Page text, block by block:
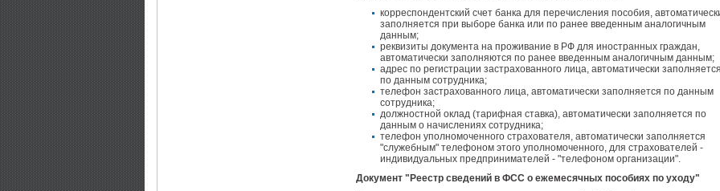
корреспондентский счет банка для перечисления пособия,
заполняется при выборе банка или по ранее введенным аналогичным
данным;
реквизиты документа на проживание в РФ для иностранных граждан,
автоматически заполняются по ранее введенным аналогичным данным;
адрес по регистрации застрахованного лица, автоматически
по данным сотрудника;
телефон застрахованного лица, автоматически заполняется по данным
сотрудника;
должностной оклад (тарифная ставка), автоматически заполняется по
данным о начислениях сотрудника;
телефон уполномоченного страхователя, автоматически заполняется
"служебным" телефоном этого уполномоченного, для страхователей -
индивидуальных предпринимателей - "телефоном организации".
Документ "Реестр сведений в ФСС о ежемесячных пособиях по уходу"